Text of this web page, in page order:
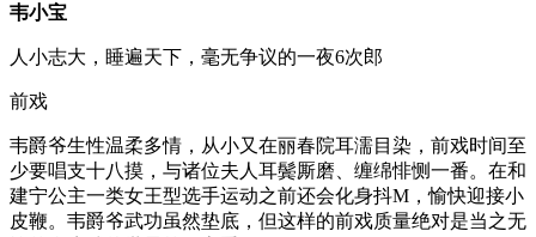
韦小宝
人小志大，睡遍天下，毫无争议的一夜6次郎
前戏
韦爵爷生性温柔多情，从小又在丽春院耳濡目染，前戏时间至
少要唱支十八摸，与诸位夫人耳鬓厮磨、缠绵悱恻一番。在和
建宁公主一类女王型选手运动之前还会化身抖M，愉快迎接小
皮鞭。韦爵爷武功虽然垫底，但这样的前戏质量绝对是当之无